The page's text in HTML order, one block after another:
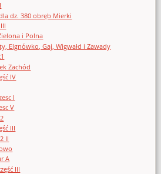
dz. 380 obręb Mierki
i Polna
Elgnówko, Gaj, Wigwałd i Zawady
Zachód
IV
I
V
III
II
A
III